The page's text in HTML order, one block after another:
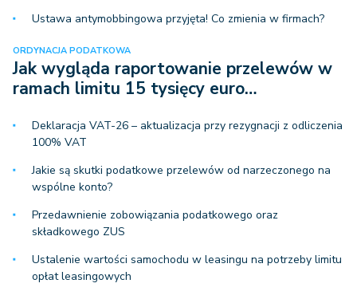
Ustawa antymobbingowa przyjęta! Co zmienia w firmach?
ORDYNACJA PODATKOWA
Jak wygląda raportowanie przelewów w
ramach limitu 15 tysięcy euro…
Deklaracja VAT-26 – aktualizacja przy rezygnacji z odliczenia
100% VAT
Jakie są skutki podatkowe przelewów od narzeczonego na
wspólne konto?
Przedawnienie zobowiązania podatkowego oraz
składkowego ZUS
Ustalenie wartości samochodu w leasingu na potrzeby limitu
opłat leasingowych